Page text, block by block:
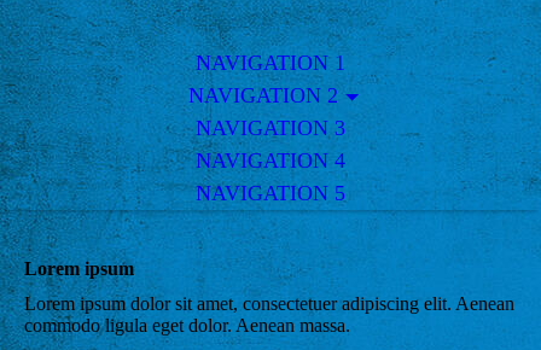
NAVIGATION 1
NAVIGATION 2
NAVIGATION 3
NAVIGATION 4
NAVIGATION 5
Lorem ipsum
Lorem ipsum dolor sit amet, consectetuer adipiscing elit. Aenean
commodo ligula eget dolor. Aenean massa.